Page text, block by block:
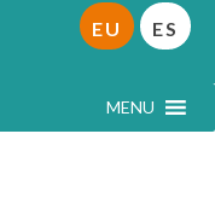
MENU
EU ES